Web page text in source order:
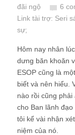
đãi ngộ
6
Link tài trợ: Seri
sự;
Hôm nay nhân
dưng băn khoăn
ESOP cũng là
biết và nên hiểu.
nào rồi cũng
cho Ban lãnh
tôi kể vài nhận
niệm của nó.